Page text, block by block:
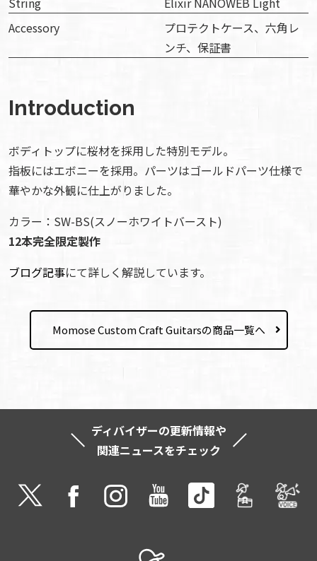
Accessory
プロテクトケース、六角レ
ンチ、保証書
Introduction
ボディトップに桜材を採用した特別モデル。
指板にはエボニーを採用。パーツはゴールドパーツ仕様で
華やかな外観に仕上がりました。
カラー：SW-BS(スノーホワイトバースト)
12本完全限定製作
ブログ記事にて詳しく解説しています。
Momose Custom Craft Guitarsの商品一覧へ
ディバイザーの更新情報や
関連ニュースをチェック